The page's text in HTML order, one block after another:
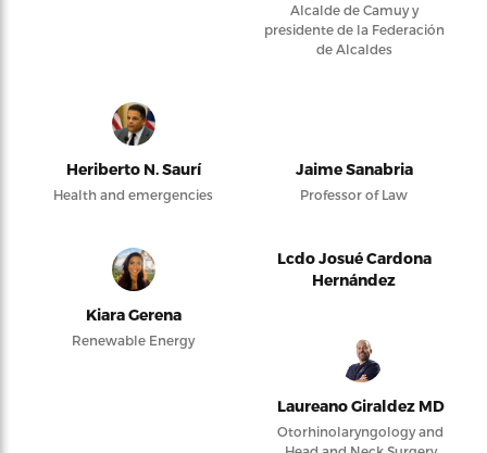
Alcalde de Camuy y
presidente de la Federación
de Alcaldes
Heriberto N. Saurí
Health and emergencies
Jaime Sanabria
Professor of Law
Kiara Gerena
Renewable Energy
Lcdo Josué Cardona
Hernández
Laureano Giraldez MD
Otorhinolaryngology and